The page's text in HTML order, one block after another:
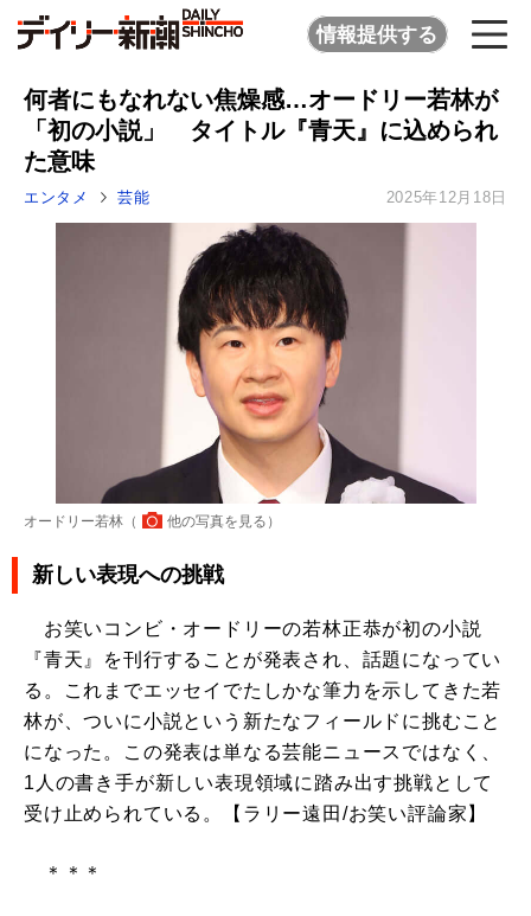
情報提供する
何者にもなれない焦燥感…オードリー若林が
「初の小説」 タイトル『青天』に込められ
た意味
エンタメ 芸能 2025年12月18日
オードリー若林（ 他の写真を見る ）
新しい表現への挑戦
お笑いコンビ・オードリーの若林正恭が初の小説
『青天』を刊行することが発表され、話題になってい
る。これまでエッセイでたしかな筆力を示してきた若
林が、ついに小説という新たなフィールドに挑むこと
になった。この発表は単なる芸能ニュースではなく、
1人の書き手が新しい表現領域に踏み出す挑戦として
受け止められている。【ラリー遠田/お笑い評論家】
＊＊＊